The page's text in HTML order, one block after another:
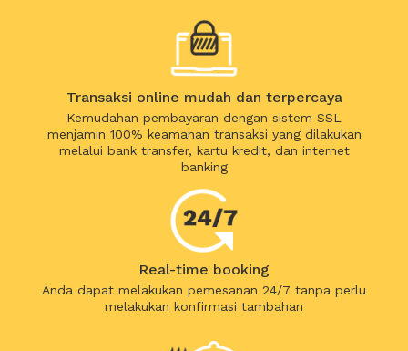
Transaksi online mudah dan terpercaya
Kemudahan pembayaran dengan sistem SSL
menjamin 100% keamanan transaksi yang dilakukan
melalui bank transfer, kartu kredit, dan internet
banking
Real-time booking
Anda dapat melakukan pemesanan 24/7 tanpa perlu
melakukan konfirmasi tambahan